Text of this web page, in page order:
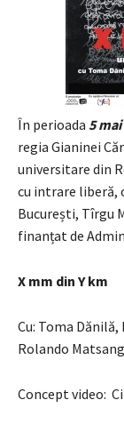
În perioada 5
regia Gianinei
universitare din
cu intrare liberă,
București, Tîrgu
finanțat de
X mm din Y km
Cu: Toma Dănilă,
Rolando
Concept video: